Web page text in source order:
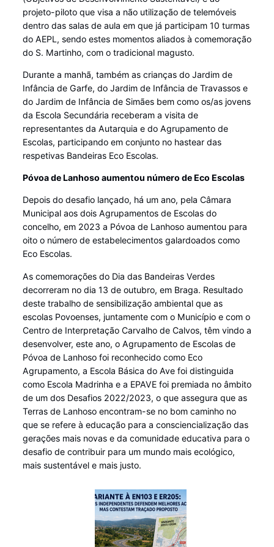
projeto-piloto que visa a não utilização de telemóveis
dentro das salas de aula em que já participam 10 turmas
do AEPL, sendo estes momentos aliados à comemoração
do S. Martinho, com o tradicional magusto.
Durante a manhã, também as crianças do Jardim de
Infância de Garfe, do Jardim de Infância de Travassos e
do Jardim de Infância de Simães bem como os/as jovens
da Escola Secundária receberam a visita de
representantes da Autarquia e do Agrupamento de
Escolas, participando em conjunto no hastear das
respetivas Bandeiras Eco Escolas.
Póvoa de Lanhoso aumentou número de Eco Escolas
Depois do desafio lançado, há um ano, pela Câmara
Municipal aos dois Agrupamentos de Escolas do
concelho, em 2023 a Póvoa de Lanhoso aumentou para
oito o número de estabelecimentos galardoados como
Eco Escolas.
As comemorações do Dia das Bandeiras Verdes
decorreram no dia 13 de outubro, em Braga. Resultado
deste trabalho de sensibilização ambiental que as
escolas Povoenses, juntamente com o Município e com o
Centro de Interpretação Carvalho de Calvos, têm vindo a
desenvolver, este ano, o Agrupamento de Escolas de
Póvoa de Lanhoso foi reconhecido como Eco
Agrupamento, a Escola Básica do Ave foi distinguida
como Escola Madrinha e a EPAVE foi premiada no âmbito
de um dos Desafios 2022/2023, o que assegura que as
Terras de Lanhoso encontram-se no bom caminho no
que se refere à educação para a consciencialização das
gerações mais novas e da comunidade educativa para o
desafio de contribuir para um mundo mais ecológico,
mais sustentável e mais justo.